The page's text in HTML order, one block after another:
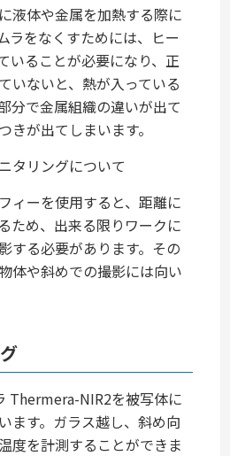
液体や金属を加熱する際に
ラをなくすためには、ヒー
いることが必要になり、正
いないと、熱が入っている
分で金属組織の違いが出て
きが出てしまいます。
タリングについて
ィーを使用すると、距離に
ため、出来る限りワークに
する必要があります。その
体や斜めでの撮影には向い
Thermera-NIR2を被写体に
ます。ガラス越し、斜め向
度を計測することができま